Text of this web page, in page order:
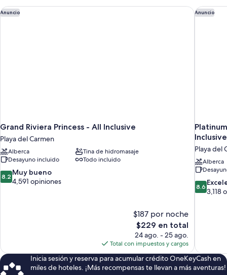
Anuncio
Grand Riviera Princess - All Inclusive
Playa del Carmen
Alberca
Tina de hidromasaje
Desayuno incluido
Todo incluido
8.2
de
8.2 Muy bueno
4,591 opiniones
$187 por noche
El
precio
actual
es
de
$229
$229 en total
24 ago. - 25 ago.
Total con impuestos y cargos
Grand Riviera Princess - All Inclusive Anuncio
Inclusive
Playa del
Alberca
8.6
de
8.6
3,118
Inicia sesión y reserva para acumular crédito OneKeyCash en
miles de hoteles. ¡Más recompensas te llevan a más aventuras!